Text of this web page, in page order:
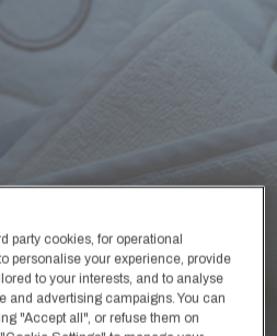
party cookies, for operational
personalise your experience, provide
to your interests, and to analyse
and advertising campaigns. You can
"Accept all", or refuse them on